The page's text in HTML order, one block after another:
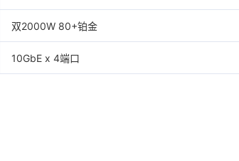
双2000W 80+铂金
10GbE x 4端口